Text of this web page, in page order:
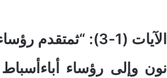
الآيات (1-3):
نون وإلى رؤساء